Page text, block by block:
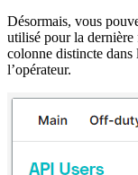
Désormais, vous
utilisé pour la dernière
colonne distincte dans
l’opérateur.